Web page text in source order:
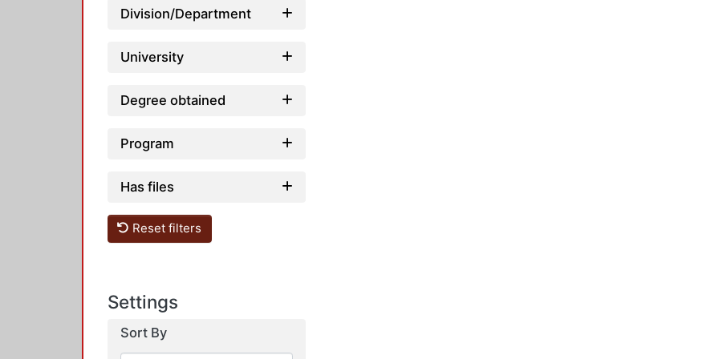
Division/Department
University
Degree obtained
Program
Has files
Reset filters
Settings
Sort By